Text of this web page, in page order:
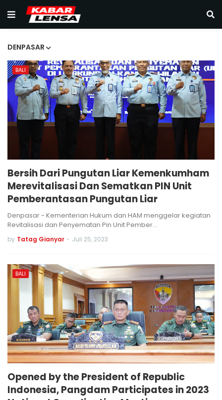
DENPASAR
BALI
Bersih Dari Pungutan Liar Kemenkumham
Merevitalisasi Dan Sematkan PIN Unit
Pemberantasan Pungutan Liar
Denpasar - Kementerian Hukum dan HAM menggelar kegiatan
Revitalisasi dan Penyematan Pin Unit Pember…
by Tatag Gianyar - Juli 25, 2023
BALI
Opened by the President of Republic
Indonesia, Pangdam Participates in 2023